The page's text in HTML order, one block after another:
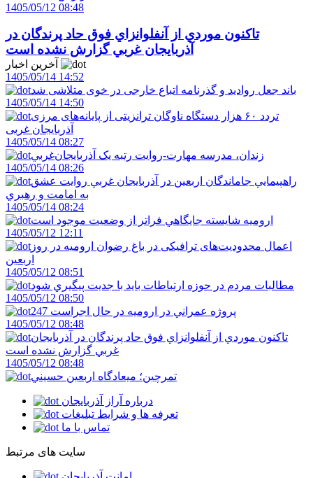
1405/05/12 08:48
تاکنون موردي از آنفلوانزاي فوق حاد پرندگان در
آذربايجان غربي گزارش نشده است
1405/05/14 14:52
باند جعل روادید و گذرنامه اتباع خارجی در خوی متلاشی شد
1405/05/14 14:50
تردد ۶۰ هزار دستگاه ناوگان ترانزیتی از پایانه‌های مرزی
آذربایجان ‌غربی
1405/05/14 08:27
زندان، مدرسه مهارت-روايت رتبه يک آذربايجان‌غربي
1405/05/14 08:26
راهپيمايي جاماندگان اربعين در آذربايجان غربي روايت عشق
به امامت و رهبري
1405/05/14 08:24
اروميه شايسته جايگاهي فراتر از وضعيت موجود است
1405/05/12 12:11
اعمال محدودیت‌های ترافیکی در باغ رضوان ارومیه در روز
اربعین
1405/05/12 08:51
مطالبات مردم در حوزه ارتباطات بايد با جديت پيگيري شود
1405/05/12 08:50
247 پروژه عمراني در اروميه در حال اجراست
1405/05/12 08:48
تاکنون موردي از آنفلوانزاي فوق حاد پرندگان در آذربايجان
غربي گزارش نشده است
1405/05/12 08:48
تمرچين؛ ميعادگاه اربعين حسيني
درباره آراز آذربایجان
تعرفه ها و شرایط تبلیغات
تماس با ما
سایت های مرتبط